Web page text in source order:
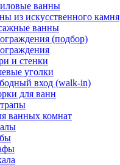
ванны
из искусственного камня
ванны
(подбор)
и стенки
уголки
вход (walk-in)
для ванн
ванных комнат